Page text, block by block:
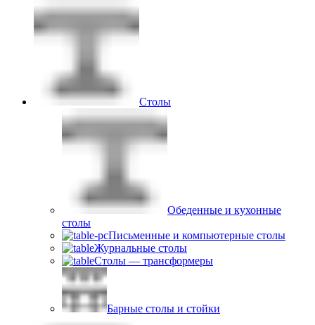
Столы
Обеденные и кухонные
столы
Письменные и компьютерные столы
Журнальные столы
Столы — трансформеры
Барные столы и стойки